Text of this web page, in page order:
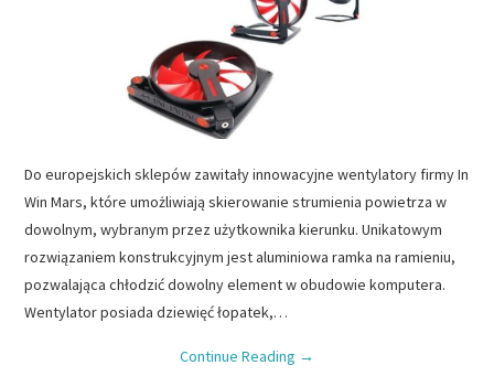
Do europejskich sklepów zawitały innowacyjne wentylatory firmy In
Win Mars, które umożliwiają skierowanie strumienia powietrza w
dowolnym, wybranym przez użytkownika kierunku. Unikatowym
rozwiązaniem konstrukcyjnym jest aluminiowa ramka na ramieniu,
pozwalająca chłodzić dowolny element w obudowie komputera.
Wentylator posiada dziewięć łopatek,…
Continue Reading →